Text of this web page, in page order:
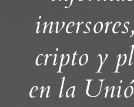
cripto y
en la